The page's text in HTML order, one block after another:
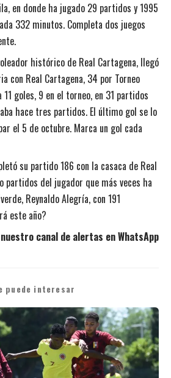
en donde ha jugado 29 partidos y 1995
332 minutos. Completa dos juegos
histórico de Real Cartagena, llegó
con Real Cartagena, 34 por Torneo
11 goles, 9 en el torneo, en 31 partidos
hace tres partidos. El último gol se lo
el 5 de octubre. Marca un gol cada
su partido 186 con la casaca de Real
partidos del jugador que más veces ha
Reynaldo Alegría, con 191
este año?
canal de alertas en WhatsApp
puede interesar